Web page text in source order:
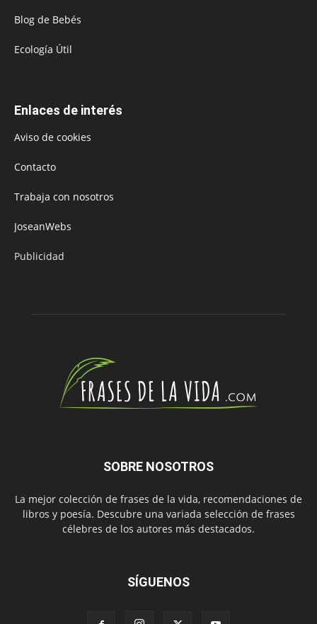
Blog de Bebés
Ecología Útil
Enlaces de interés
Aviso de cookies
Contacto
Trabaja con nosotros
JoseanWebs
Publicidad
SOBRE NOSOTROS
La mejor colección de frases de la vida, recomendaciones de
libros y poesía. Descubre una variada selección de frases
célebres de los autores más destacados.
SÍGUENOS